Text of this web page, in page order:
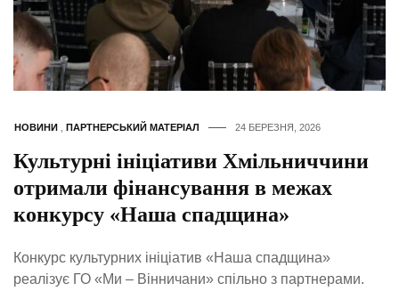
НОВИНИ ПАРТНЕРСЬКИЙ МАТЕРІАЛ 24 БЕРЕЗНЯ, 2026
Культурні ініціативи Хмільниччини
отримали фінансування в межах
конкурсу «Наша спадщина»
Конкурс культурних ініціатив «Наша спадщина»
реалізує ГО «Ми – Вінничани» спільно з партнерами.